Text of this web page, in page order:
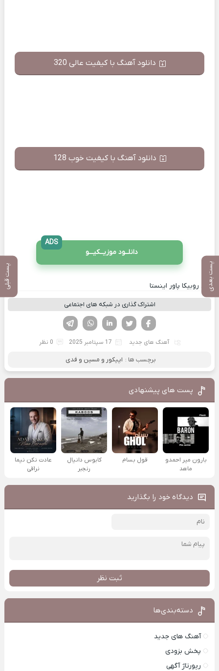
پست بعدی پست قبلی
دانلود آهنگ با کیفیت عالی 320
دانلود آهنگ با کیفیت خوب 128
دانلــود موزیــکیـــو
ADS
کانال روبیکا پاور اینستا
اشتراک گذاری در شبکه های اجتماعی
لینکدین تویتر
فیسوک
آهنگ های جدید 17 سپتامبر 2025 0 نظر
برچسب ها : اپیکور و مسین و فدی
پست های پیشنهادی
بارون میر احمدو
ماهد
قول بسام
کابوس دانیال
رنجبر
عادت نکن نیما
نراقی
دیدگاه خود را بگذارید
ثبت نظر
دسته‌بندی‌ها
آهنگ های جدید
پخش بزودی
رپورتاژ آگهی